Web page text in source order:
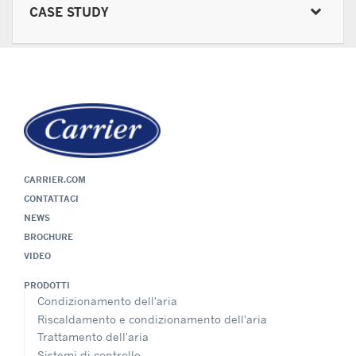
CASE STUDY
CARRIER.COM
CONTATTACI
NEWS
BROCHURE
VIDEO
PRODOTTI
Condizionamento dell'aria
Riscaldamento e condizionamento dell'aria
Trattamento dell'aria